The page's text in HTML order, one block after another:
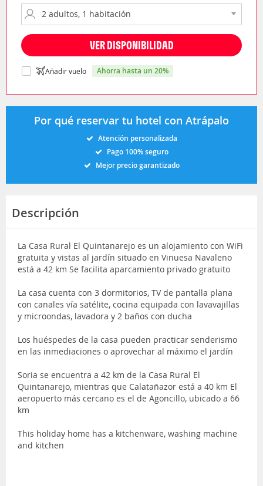
VER DISPONIBILIDAD
Añadir vuelo ahorra hasta un 20%
Por qué reservar tu hotel con Atrápalo
Atención personalizada
Pago 100% seguro
Mejor precio garantizado
Descripción
La Casa Rural El Quintanarejo es un alojamiento con WiFi
gratuita y vistas al jardín situado en Vinuesa Navaleno
está a 42 km Se facilita aparcamiento privado gratuito
La casa cuenta con 3 dormitorios, TV de pantalla plana
con canales vía satélite, cocina equipada con lavavajillas
y microondas, lavadora y 2 baños con ducha
Los huéspedes de la casa pueden practicar senderismo
en las inmediaciones o aprovechar al máximo el jardín
Soria se encuentra a 42 km de la Casa Rural El
Quintanarejo, mientras que Calatañazor está a 40 km El
aeropuerto más cercano es el de Agoncillo, ubicado a 66
km
This holiday home has a kitchenware, washing machine
and kitchen